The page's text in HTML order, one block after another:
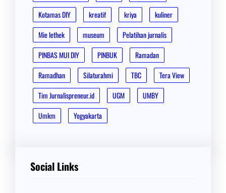
Kotamas DIY
kreatif kriya
kuliner
Mie lethek
museum
Pelatihan jurnalis
PINBAS MUI DIY
PINBUK
Ramadan
Ramadhan
Silaturahmi TBC
Tera View
Tim Jurnalispreneur.id
UGM
UMBY
Umkm
Yogyakarta
Social Links